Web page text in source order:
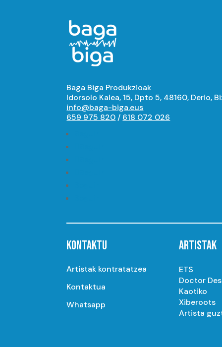
Baga Biga Produkzioak
Idorsolo Kalea, 15, Dpto 5, 48160, Derio,
info@baga-biga.eus
659 975 820/ 618 072 026
KONTAKTU
Artistak kontratatzea
Kontaktua
Whatsapp
ARTISTAK
ETS
Doctor
Kaotiko
Xiberoots
Artista